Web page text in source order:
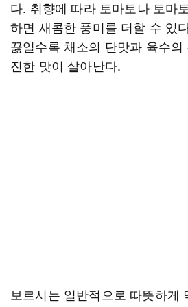
다. 취향에 따라 토마토나 토마
하면 새콤한 풍미를 더할 수 있
끓일수록 채소의 단맛과 육수
진한 맛이 살아난다.
보르시는 일반적으로 따뜻하게